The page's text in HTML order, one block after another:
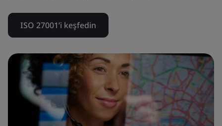
ISO 27001’i keşfedin